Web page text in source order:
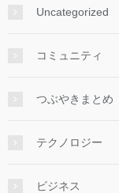
Uncategorized
コミュニティ
つぶやきまとめ
テクノロジー
ビジネス